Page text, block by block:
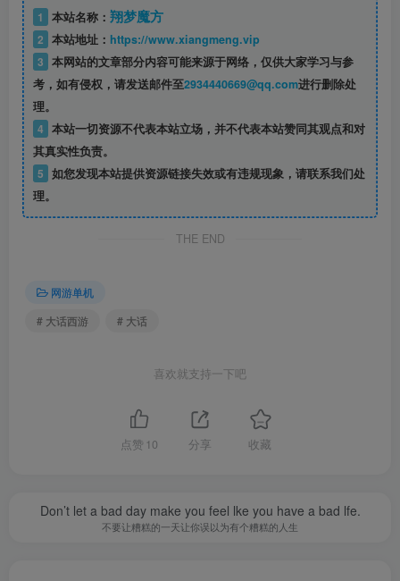
1 本站名称： 翔梦魔方
2 本站地址： https://www.xiangmeng.vip
3 本网站的文章部分内容可能来源于网络，仅供大家学习与参
考，如有侵权，请发送邮件至2934440669@qq.com进行删除处
理。
4 本站一切资源不代表本站立场，并不代表本站赞同其观点和对
其真实性负责。
5 如您发现本站提供资源链接失效或有违规现象，请联系我们处
理。
THE END
网游单机
# 大话西游
# 大话
喜欢就支持一下吧
点赞 10 分享 收藏
Don’t let a bad day make you feel lke you have a bad lfe.
不要让糟糕的一天让你误以为有个糟糕的人生